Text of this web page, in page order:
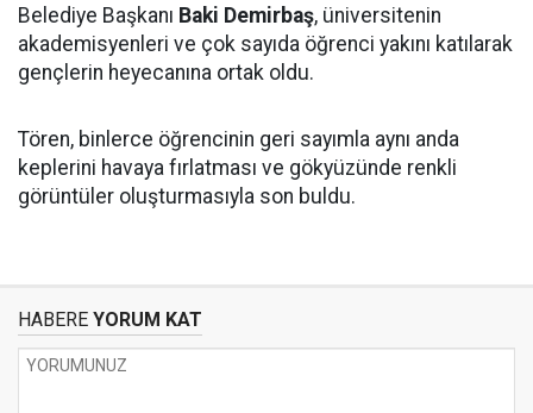
Belediye Başkanı Baki Demirbaş, üniversitenin
akademisyenleri ve çok sayıda öğrenci yakını katılarak
gençlerin heyecanına ortak oldu.
Tören, binlerce öğrencinin geri sayımla aynı anda
keplerini havaya fırlatması ve gökyüzünde renkli
görüntüler oluşturmasıyla son buldu.
HABERE YORUM KAT